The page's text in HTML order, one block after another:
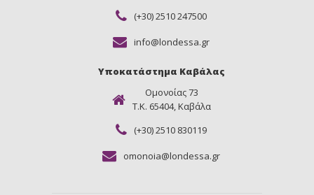
(+30) 2510 247500
info@londessa.gr
Υποκατάστημα Καβάλας
Ομονοίας 73
Τ.Κ. 65404, Καβάλα
(+30) 2510 830119
omonoia@londessa.gr